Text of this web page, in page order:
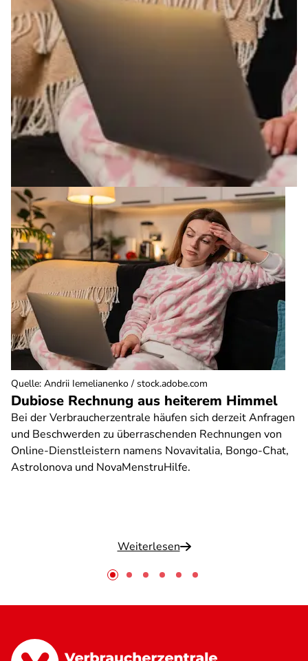
Dubiose Rechnung aus heiterem Himmel
Bei der Verbraucherzentrale häufen sich derzeit Anfragen
und Beschwerden zu überraschenden Rechnungen von
Online-Dienstleistern namens Novavitalia, Bongo-Chat,
Astrolonova und NovaMenstruHilfe.
Weiterlesen
Quelle: Andrii Iemelianenko / stock.adobe.com